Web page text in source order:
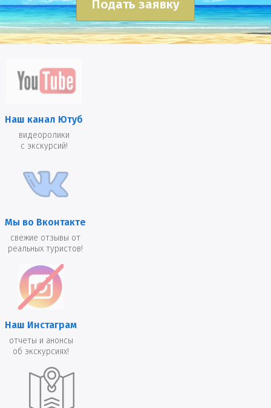
Подать заявку
Наш канал Ютуб
видеоролики
с экскурсий!
Мы во Вконтакте
свежие отзывы от
реальных туристов!
Наш Инстаграм
отчеты и анонсы
об экскурсиях!